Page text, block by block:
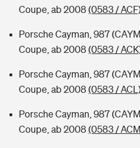
Coupe, ab 2008 (0583 /
Porsche Cayman, 987
Coupe, ab 2008 (0583 /
Porsche Cayman, 987
Coupe, ab 2008 (0583 /
Porsche Cayman, 987
Coupe, ab 2008 (0583 /